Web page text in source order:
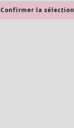
Confirmer la sélection